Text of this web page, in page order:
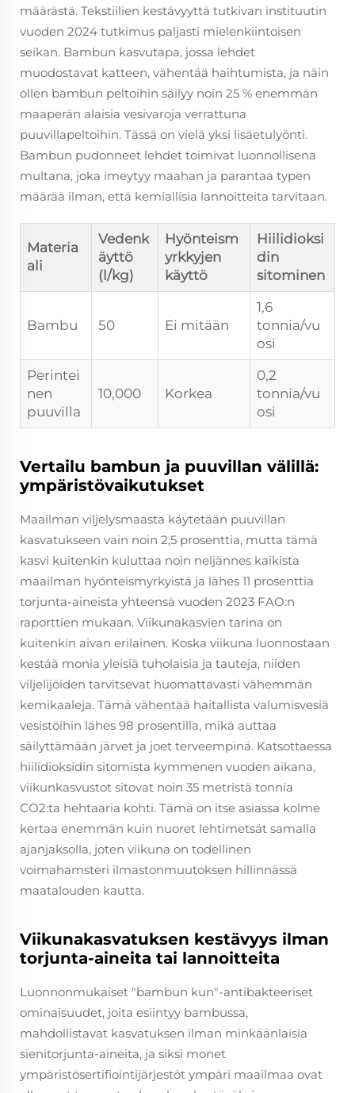
määrästä. Tekstiilien kestävyyttä tutkivan instituutin
vuoden 2024 tutkimus paljasti mielenkiintoisen
seikan. Bambun kasvutapa, jossa lehdet
muodostavat katteen, vähentää haihtumista, ja näin
ollen bambun peltoihin säilyy noin 25 % enemmän
maaperän alaisia vesivaroja verrattuna
puuvillapeltoihin. Tässä on vielä yksi lisäetulyönti.
Bambun pudonneet lehdet toimivat luonnollisena
multana, joka imeytyy maahan ja parantaa typen
määrää ilman, että kemiallisia lannoitteita tarvitaan.
Materia
ali
Vedenk
äyttö
(l/kg)
Hyönteism
yrkkyjen
käyttö
Hiilidioksi
din
sitominen
Bambu 50 Ei mitään
1,6
tonnia/vu
osi
Perintei
nen
puuvilla
10,000 Korkea
0,2
tonnia/vu
osi
Vertailu bambun ja puuvillan välillä:
ympäristövaikutukset
Maailman viljelysmaasta käytetään puuvillan
kasvatukseen vain noin 2,5 prosenttia, mutta tämä
kasvi kuitenkin kuluttaa noin neljännes kaikista
maailman hyönteismyrkyistä ja lähes 11 prosenttia
torjunta-aineista yhteensä vuoden 2023 FAO:n
raporttien mukaan. Viikunakasvien tarina on
kuitenkin aivan erilainen. Koska viikuna luonnostaan
kestää monia yleisiä tuholaisia ja tauteja, niiden
viljelijöiden tarvitsevat huomattavasti vähemmän
kemikaaleja. Tämä vähentää haitallista valumisvesiä
vesistöihin lähes 98 prosentilla, mikä auttaa
säilyttämään järvet ja joet terveempinä. Katsottaessa
hiilidioksidin sitomista kymmenen vuoden aikana,
viikunkasvustot sitovat noin 35 metristä tonnia
CO2:ta hehtaaria kohti. Tämä on itse asiassa kolme
kertaa enemmän kuin nuoret lehtimetsät samalla
ajanjaksolla, joten viikuna on todellinen
voimahamsteri ilmastonmuutoksen hillinnässä
maatalouden kautta.
Viikunakasvatuksen kestävyys ilman
torjunta-aineita tai lannoitteita
Luonnonmukaiset "bambun kun"-antibakteeriset
ominaisuudet, joita esiintyy bambussa,
mahdollistavat kasvatuksen ilman minkäänlaisia
sienitorjunta-aineita, ja siksi monet
ympäristösertifiointijärjestöt ympäri maailmaa ovat